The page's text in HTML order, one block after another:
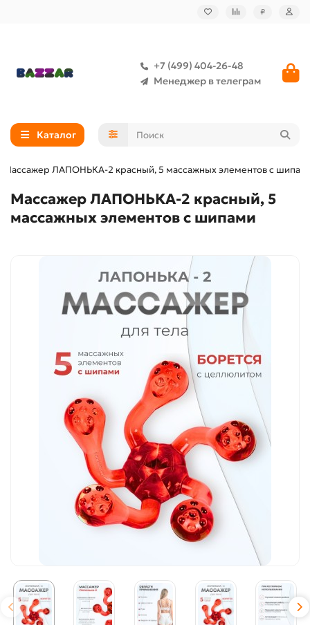
₽
+7 (499) 404-26-48
Менеджер в телеграм
Каталог
Массажер ЛАПОНЬКА-2 красный, 5 массажных элементов с
Массажер ЛАПОНЬКА-2 красный, 5
массажных элементов с шипами